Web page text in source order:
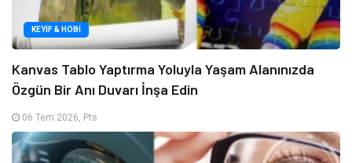
KEYIF & HOBI
Kanvas Tablo Yaptırma Yoluyla Yaşam Alanınızda
Özgün Bir Anı Duvarı İnşa Edin
06 Tem 2026, Pts